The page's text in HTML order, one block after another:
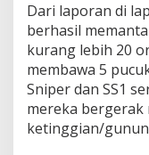
Dari laporan di
berhasil
kurang lebih 20
membawa 5
Sniper dan SS1
mereka bergerak
ketinggian/